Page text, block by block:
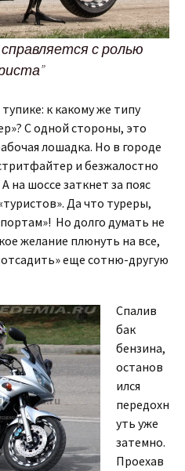
справляется с ролью
к какому же типу
С одной стороны, это
лошадка. Но в городе
и безжалостно
на шоссе заткнет за пояс
Да что туреры,
Но долго думать не
желание плюнуть на все,
еще сотню-другую
Спалив
бак
бензина,
останов
ился
передохн
уть уже
затемно.
Проехав